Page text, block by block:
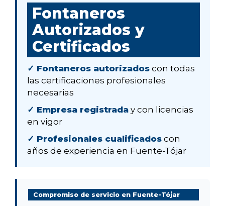
Fontaneros
Autorizados y
Certificados
✓ Fontaneros autorizados con todas
las certificaciones profesionales
necesarias
✓ Empresa registrada y con licencias
en vigor
✓ Profesionales cualificados con
años de experiencia en Fuente-Tójar
Compromiso de servicio en Fuente-Tójar